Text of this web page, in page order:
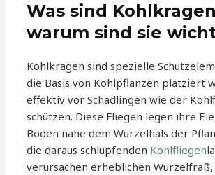
Was sind
warum sind sie
Kohlkragen sind spezielle
die Basis von Kohlpflanzen platziert
effektiv vor Schädlingen wie der
schützen. Diese Fliegen legen ihre
Boden nahe dem Wurzelhals der
die daraus schlüpfenden Kohlfliegen
verursachen erheblichen Wurzelfraß,